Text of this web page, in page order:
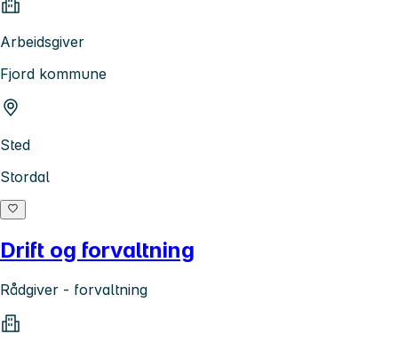
Arbeidsgiver
Fjord kommune
Sted
Stordal
Drift og forvaltning
Rådgiver - forvaltning